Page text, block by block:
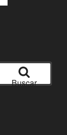
Buscar